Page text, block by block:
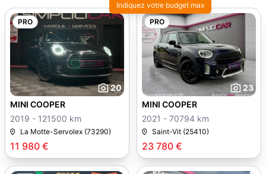
Indiquez votre budget max
PRO
20
11 980 €
MINI COOPER
2019 - 121500 km
La Motte-Servolex (73290)
PRO
23
23 780 €
MINI COOPER
2021 - 70794 km
Saint-Vit (25410)